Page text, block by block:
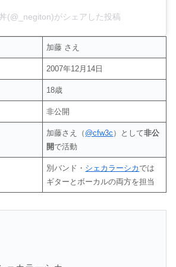
(@_negiton)がシェアした投稿
加藤 さえ
2007年12月14日
18歳
非公開
加藤さえ（ @cfw3c ）として非公
開 で活動
別バンド・ シェカラーシカ では
ギターとボーカルの両方を担当